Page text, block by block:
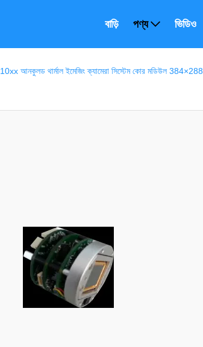
বাড়ি পণ্য ভিডিও
10xx আনকুলড থার্মাল ইমেজিং ক্যামেরা সিস্টেম কোর মডিউল 384×288